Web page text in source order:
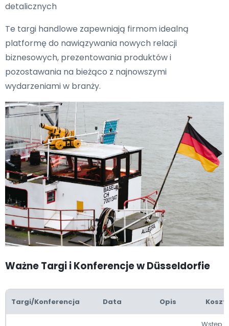
detalicznych
Te targi handlowe zapewniają firmom idealną
platformę do nawiązywania nowych relacji
biznesowych, prezentowania produktów i
pozostawania na bieżąco z najnowszymi
wydarzeniami w branży.
Ważne Targi i Konferencje w Düsseldorfie
Targi/Konferencja Data Opis Koszt